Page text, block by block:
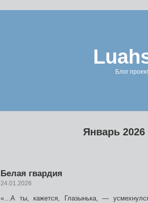
Блог
Январь 2026
Белая гвардия
24.01.2026
«…А ты, кажется, Глазынька, —